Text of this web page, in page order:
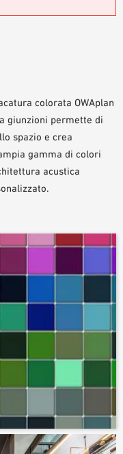
colorata OWAplan
giunzioni permette di
spazio e crea
gamma di colori
acustica